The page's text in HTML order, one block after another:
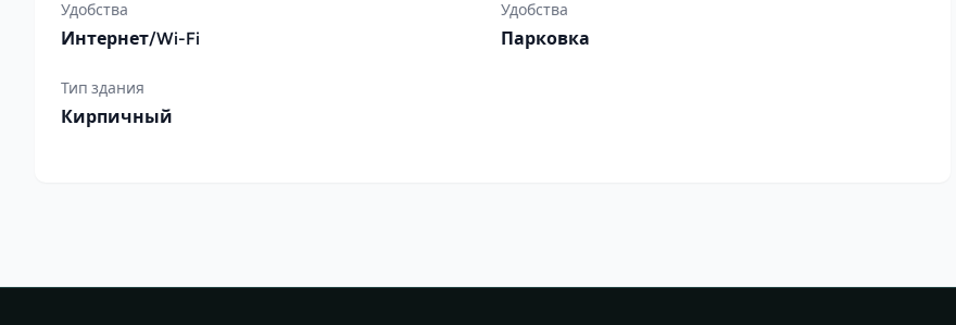
Удобства
Интернет/Wi-Fi
Удобства
Парковка
Тип здания
Кирпичный